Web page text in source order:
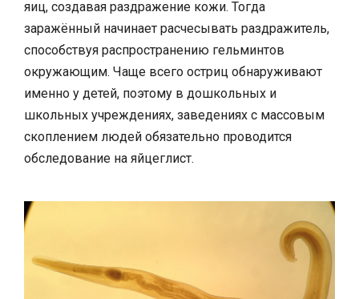
яиц, создавая раздражение кожи. Тогда
заражённый начинает расчесывать раздражитель,
способствуя распространению гельминтов
окружающим. Чаще всего остриц обнаруживают
именно у детей, поэтому в дошкольных и
школьных учреждениях, заведениях с массовым
скоплением людей обязательно проводится
обследование на яйцеглист.